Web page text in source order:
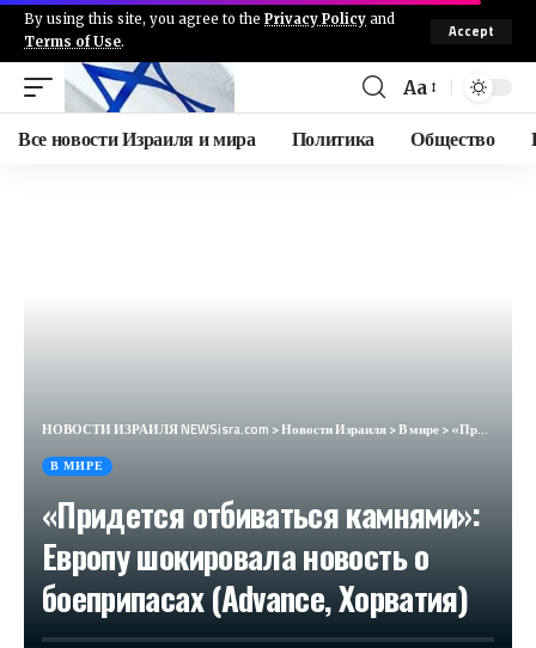
By using this site, you agree to the Privacy Policy and
Terms of Use.
Accept
Aa
Все новости Израиля и мира Политика Общество
НОВОСТИ ИЗРАИЛЯ NEWSisra.com >Новости Израиля>В мире>«Придется отбиваться камнями»: Европу шокировала новость о боеприпасах (Advance, Хорватия)
В МИРЕ
«Придется отбиваться камнями»:
Европу шокировала новость о
боеприпасах (Advance, Хорватия)